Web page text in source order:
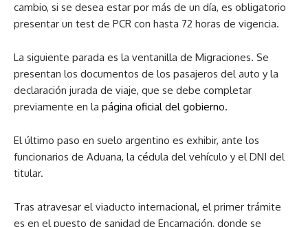
cambio, si se desea estar por más de un día, es obligatorio
presentar un test de PCR con hasta 72 horas de vigencia.
La siguiente parada es la ventanilla de Migraciones. Se
presentan los documentos de los pasajeros del auto y la
declaración jurada de viaje, que se debe completar
previamente en la página oficial del gobierno.
El último paso en suelo argentino es exhibir, ante los
funcionarios de Aduana, la cédula del vehículo y el DNI del
titular.
Tras atravesar el viaducto internacional, el primer trámite
es en el puesto de sanidad de Encarnación, donde se